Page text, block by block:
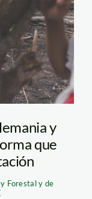
y
que
Forestal y de